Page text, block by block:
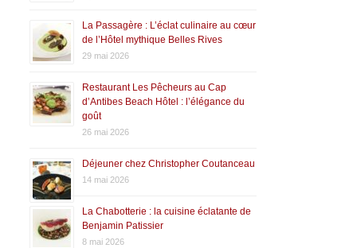
La Passagère : L’éclat culinaire au cœur
de l’Hôtel mythique Belles Rives
29 mai 2026
Restaurant Les Pêcheurs au Cap
d’Antibes Beach Hôtel : l’élégance du
goût
26 mai 2026
Déjeuner chez Christopher Coutanceau
14 mai 2026
La Chabotterie : la cuisine éclatante de
Benjamin Patissier
8 mai 2026